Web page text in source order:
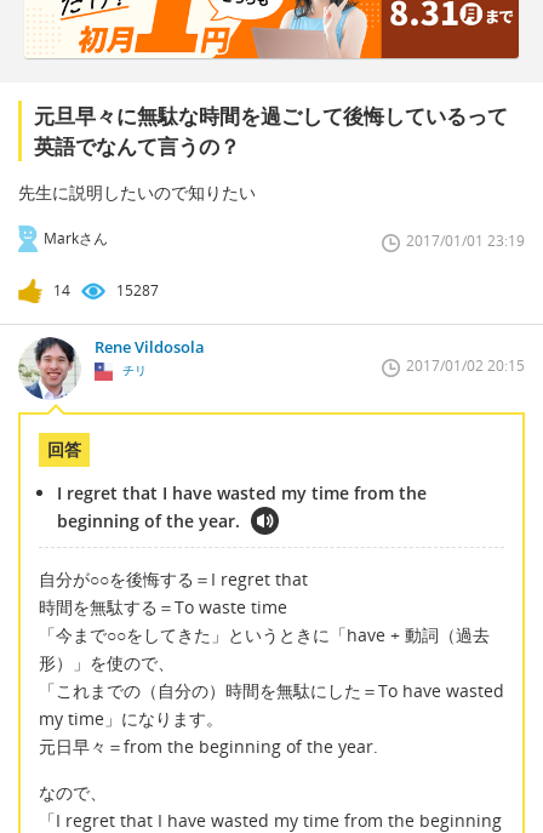
元旦早々に無駄な時間を過ごして後悔しているって
英語でなんて言うの？
先生に説明したいので知りたい
Markさん 2017/01/01 23:19
14 15287
Rene Vildosola
チリ 2017/01/02 20:15
回答
I regret that I have wasted my time from the
beginning of the year.
自分が○○を後悔する＝I regret that
時間を無駄する＝To waste time
「今まで○○をしてきた」というときに「have + 動詞（過去
形）」を使ので、
「これまでの（自分の）時間を無駄にした＝To have wasted
my time」になります。
元日早々＝from the beginning of the year.
なので、
「I regret that I have wasted my time from the beginning